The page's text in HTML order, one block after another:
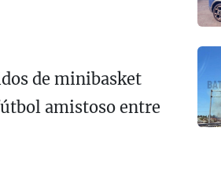
de minibasket
amistoso entre